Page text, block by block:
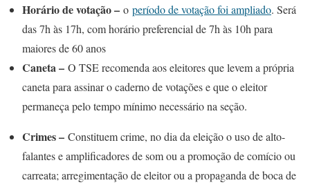
Horário de votação – o período de votação foi ampliado. Será
das 7h às 17h, com horário preferencial de 7h às 10h para
maiores de 60 anos
Caneta – O TSE recomenda aos eleitores que levem a própria
caneta para assinar o caderno de votações e que o eleitor
permaneça pelo tempo mínimo necessário na seção.
Crimes – Constituem crime, no dia da eleição o uso de alto-
falantes e amplificadores de som ou a promoção de comício ou
carreata; arregimentação de eleitor ou a propaganda de boca de